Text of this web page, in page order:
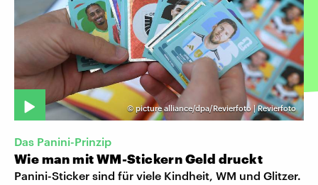
© picture alliance/dpa/Revierfoto | Revierfoto
Das Panini-Prinzip
Wie man mit WM-Stickern Geld druckt
Panini-Sticker sind für viele Kindheit, WM und Glitzer.